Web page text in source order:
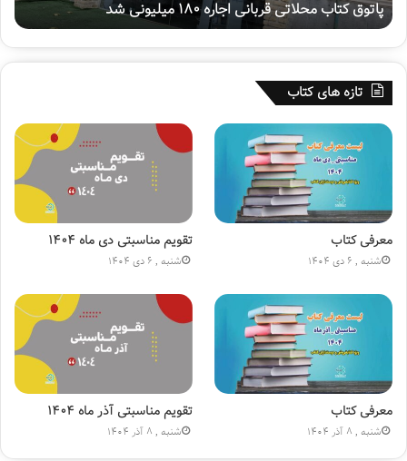
محلاتی قربانی اجاره ۱۸۰ میلیونی شد
ش
م
ل
ی
ف
ی
ر
ح
س
ی
ن
)
»
هفتمین
تازه های کتاب
معرفی کتاب
شنبه , 6 دی 1404
تقویم مناسبتی دی ماه ۱۴۰۴
شنبه , 6 دی 1404
معرفی کتاب
شنبه , 8 آذر 1404
تقویم مناسبتی آذر ماه ۱۴۰۴
شنبه , 8 آذر 1404